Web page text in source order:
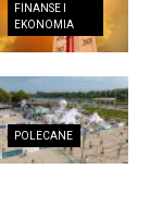
FINANSE I
EKONOMIA
POLECANE